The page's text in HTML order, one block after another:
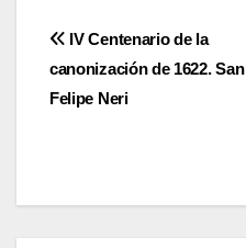
Navegación
de
IV Centenario de la
canonización de 1622. San
Felipe Neri